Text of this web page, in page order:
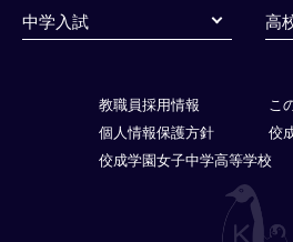
中学入試 高
教職員採用情報
こ
個人情報保護方針
佼
佼成学園女子中学高等学校